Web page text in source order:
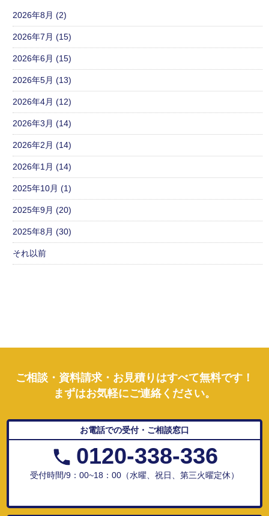
2026年8月 (2)
2026年7月 (15)
2026年6月 (15)
2026年5月 (13)
2026年4月 (12)
2026年3月 (14)
2026年2月 (14)
2026年1月 (14)
2025年10月 (1)
2025年9月 (20)
2025年8月 (30)
それ以前
ご相談・資料請求・お見積りはすべて無料です！
まずはお気軽にご連絡ください。
お電話での受付・ご相談窓口
0120-338-336
受付時間/9：00~18：00（水曜、祝日、第三火曜定休）